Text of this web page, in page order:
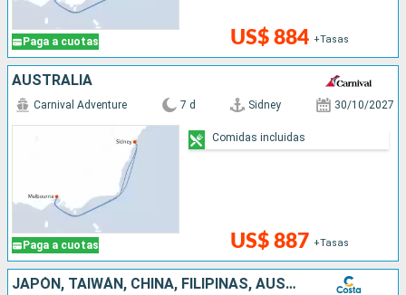
Paga a cuotas US$ 884 +Tasas
AUSTRALIA
Paga a cuotas
Carnival Adventure 7 d Sidney 30/10/2027
US$ 887 +Tasas
Comidas incluidas
JAPÓN, TAIWÁN, CHINA, FILIPINAS, AUSTRALIA